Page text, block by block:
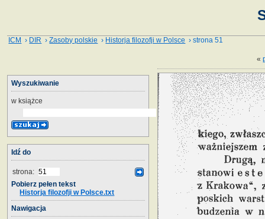
ICM › DIR ›Zasoby polskie › Historja filozofji w Polsce › strona 51
«
Wyszukiwanie
w książce
Idź do
strona:
Pobierz pełen tekst
Historja filozofji w Polsce.txt
Nawigacja